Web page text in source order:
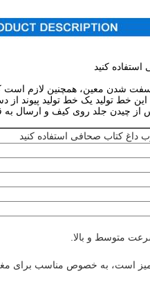
کنید
شدن معین، همچنین لازم
خط تولید یک خط تولید پیوند
از چیدن جلد روی کیف و ارسال
کتاب صحافی استفاده کنید
متوسط ​​و بالا.
است، به خصوص مناسب برای